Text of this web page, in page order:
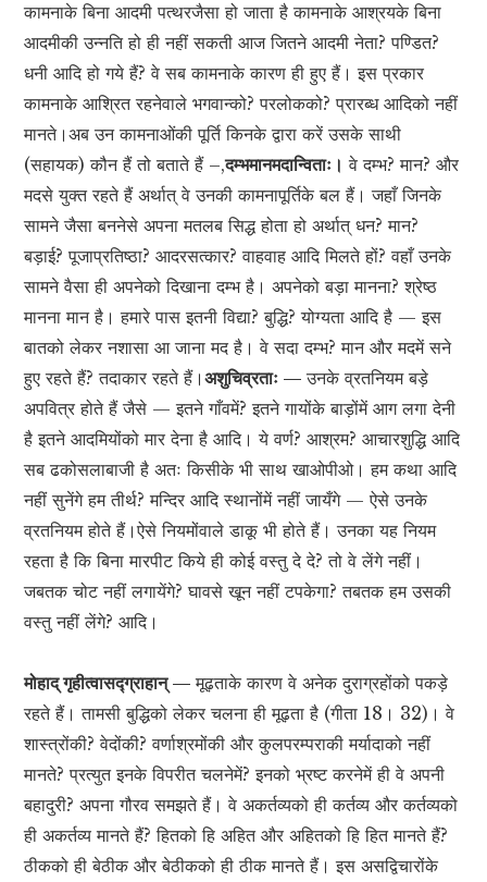
कामनाके बिना आदमी पत्थरजैसा हो जाता है कामनाके आश्रयके बिना
आदमीकी उन्नति हो ही नहीं सकती आज जितने आदमी नेता? पण्डित?
धनी आदि हो गये हैं? वे सब कामनाके कारण ही हुए हैं। इस प्रकार
कामनाके आश्रित रहनेवाले भगवान्को? परलोकको? प्रारब्ध आदिको नहीं
मानते।अब उन कामनाओंकी पूर्ति किनके द्वारा करें उसके साथी
(सहायक) कौन हैं तो बताते हैं –,दम्भमानमदान्विताः। वे दम्भ? मान? और
मदसे युक्त रहते हैं अर्थात् वे उनकी कामनापूर्तिके बल हैं। जहाँ जिनके
सामने जैसा बननेसे अपना मतलब सिद्ध होता हो अर्थात् धन? मान?
बड़ाई? पूजाप्रतिष्ठा? आदरसत्कार? वाहवाह आदि मिलते हों? वहाँ उनके
सामने वैसा ही अपनेको दिखाना दम्भ है। अपनेको बड़ा मानना? श्रेष्ठ
मानना मान है। हमारे पास इतनी विद्या? बुद्धि? योग्यता आदि है — इस
बातको लेकर नशासा आ जाना मद है। वे सदा दम्भ? मान और मदमें सने
हुए रहते हैं? तदाकार रहते हैं।अशुचिव्रताः —उनके व्रतनियम बड़े
अपवित्र होते हैं जैसे — इतने गाँवमें? इतने गायोंके बाड़ोंमें आग लगा देनी
है इतने आदमियोंको मार देना है आदि। ये वर्ण? आश्रम? आचारशुद्धि आदि
सब ढकोसलाबाजी है अतः किसीके भी साथ खाओपीओ। हम कथा आदि
नहीं सुनेंगे हम तीर्थ? मन्दिर आदि स्थानोंमें नहीं जायँगे — ऐसे उनके
व्रतनियम होते हैं।ऐसे नियमोंवाले डाकू भी होते हैं। उनका यह नियम
रहता है कि बिना मारपीट किये ही कोई वस्तु दे दे? तो वे लेंगे नहीं।
जबतक चोट नहीं लगायेंगे? घावसे खून नहीं टपकेगा? तबतक हम उसकी
वस्तु नहीं लेंगे? आदि।
मोहाद् गृहीत्वासद्ग्राहान् —मूढ़ताके कारण वे अनेक दुराग्रहोंको पकड़े
रहते हैं। तामसी बुद्धिको लेकर चलना ही मूढ़ता है (गीता 18। 32)। वे
शास्त्रोंकी? वेदोंकी? वर्णाश्रमोंकी और कुलपरम्पराकी मर्यादाको नहीं
मानते? प्रत्युत इनके विपरीत चलनेमें? इनको भ्रष्ट करनेमें ही वे अपनी
बहादुरी? अपना गौरव समझते हैं। वे अकर्तव्यको ही कर्तव्य और कर्तव्यको
ही अकर्तव्य मानते हैं? हितको हि अहित और अहितको हि हित मानते हैं?
ठीकको ही बेठीक और बेठीकको ही ठीक मानते हैं। इस असद्विचारोंके